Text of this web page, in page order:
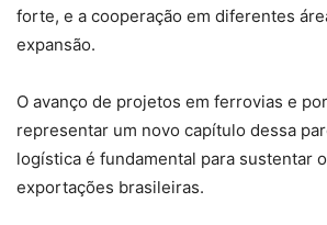
forte, e a cooperação em diferentes
expansão.
O avanço de projetos em ferrovias e
representar um novo capítulo dessa
logística é fundamental para sustentar
exportações brasileiras.